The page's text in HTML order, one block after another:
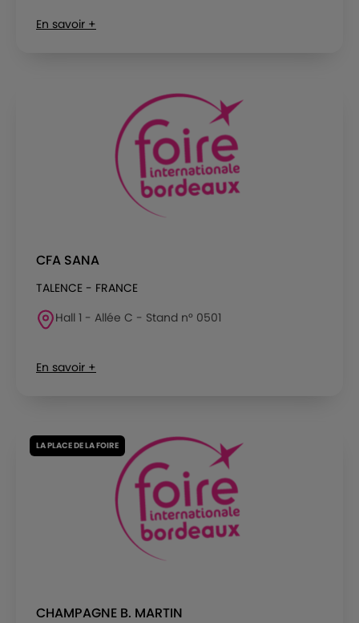
En savoir +
CFA SANA
TALENCE - FRANCE
Hall 1 - Allée C - Stand n° 0501
En savoir +
LA PLACE DE LA FOIRE
CHAMPAGNE B. MARTIN